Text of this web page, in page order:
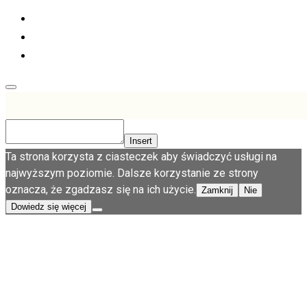
Insert
Ta strona korzysta z ciasteczek aby świadczyć usługi na
najwyższym poziomie. Dalsze korzystanie ze strony
oznacza, że zgadzasz się na ich użycie. Zamknij
Nie
Dowiedz się więcej